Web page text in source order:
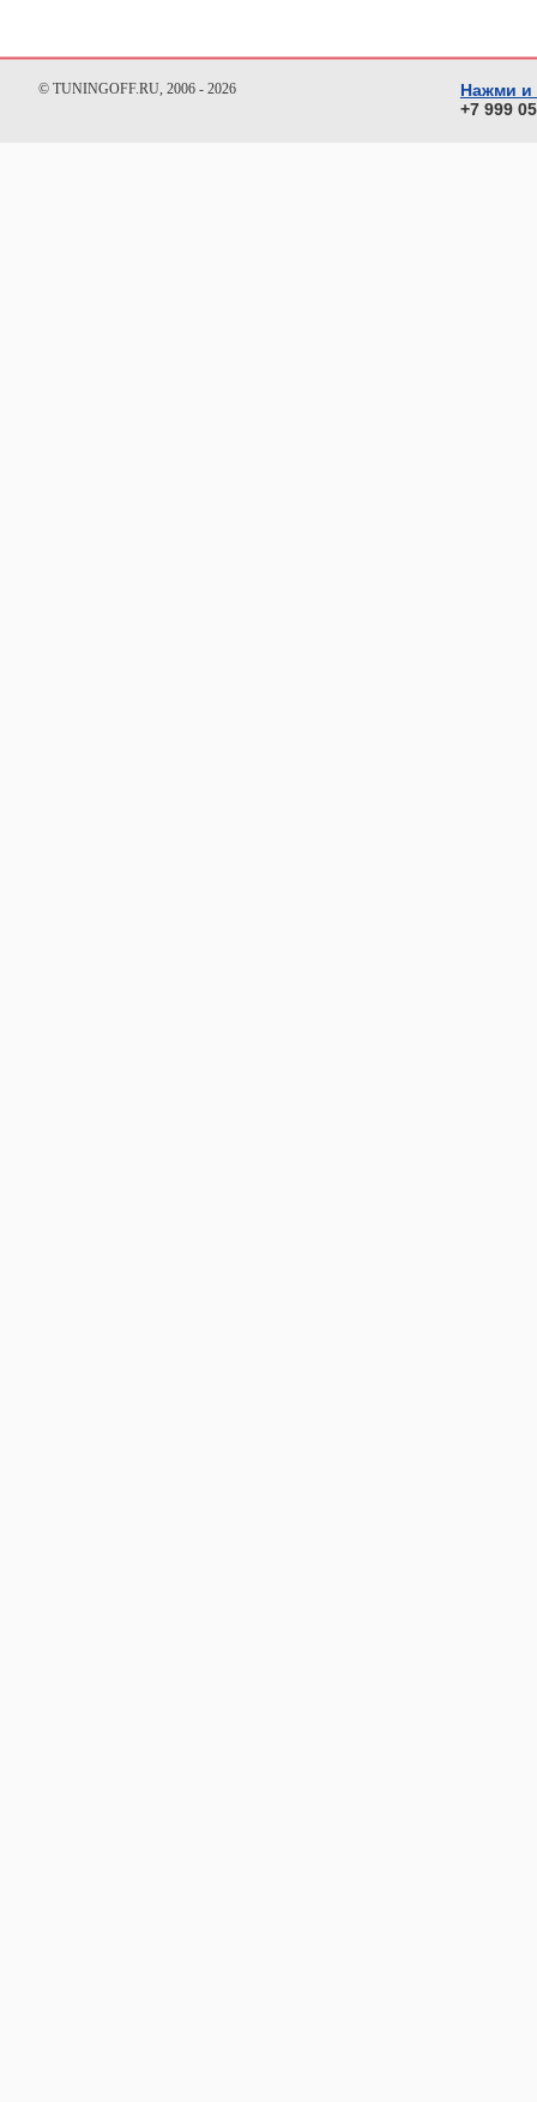
© TUNINGOFF.RU, 2006 - 2026
Нажми и
+7 999